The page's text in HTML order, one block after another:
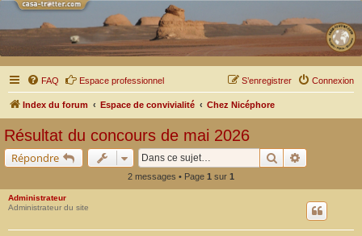
FAQ Espace professionnel Connexion
S’enregistrer
Index du forum Espace de convivialité Chez Nicéphore
Résultat du concours de mai 2026
Répondre Rechercher
2 messages • Page 1 sur 1
Administrateur
Administrateur du site